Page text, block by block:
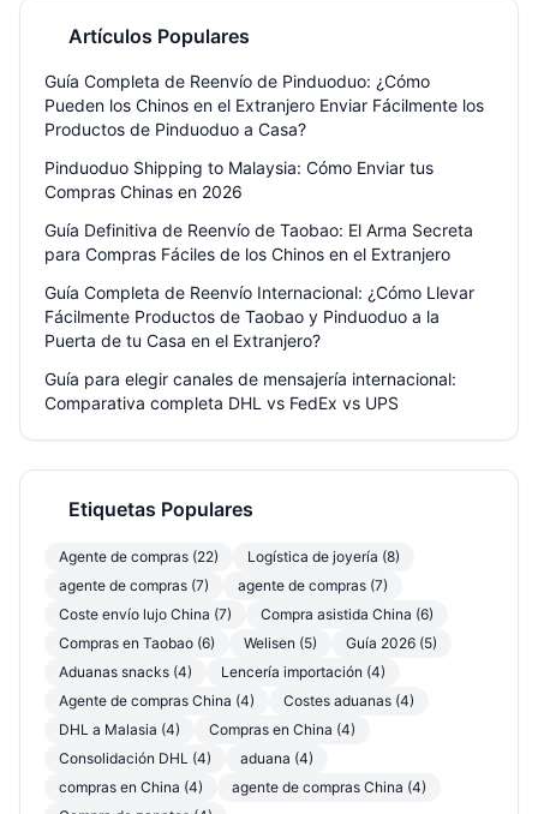
Artículos Populares
Guía Completa de Reenvío de Pinduoduo: ¿Cómo
Pueden los Chinos en el Extranjero Enviar Fácilmente los
Productos de Pinduoduo a Casa?
Pinduoduo Shipping to Malaysia: Cómo Enviar tus
Compras Chinas en 2026
Guía Definitiva de Reenvío de Taobao: El Arma Secreta
para Compras Fáciles de los Chinos en el Extranjero
Guía Completa de Reenvío Internacional: ¿Cómo Llevar
Fácilmente Productos de Taobao y Pinduoduo a la
Puerta de tu Casa en el Extranjero?
Guía para elegir canales de mensajería internacional:
Comparativa completa DHL vs FedEx vs UPS
Etiquetas Populares
Agente de compras (22)
Logística de joyería (8)
agente de compras (7)
agente de compras (7)
Coste envío lujo China (7)
Compra asistida China (6)
Compras en Taobao (6)
Welisen (5)
Guía 2026 (5)
Aduanas snacks (4)
Lencería importación (4)
Agente de compras China (4)
Costes aduanas (4)
DHL a Malasia (4)
Compras en China (4)
Consolidación DHL (4)
aduana (4)
compras en China (4)
agente de compras China (4)